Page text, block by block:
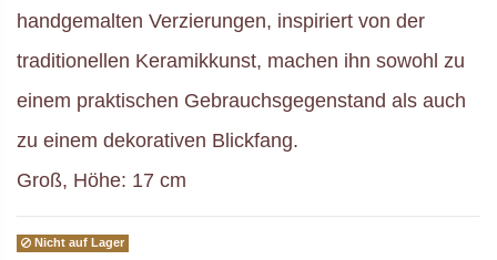
handgemalten Verzierungen, inspiriert von der
traditionellen Keramikkunst, machen ihn sowohl zu
einem praktischen Gebrauchsgegenstand als auch
zu einem dekorativen Blickfang.
Groß, Höhe: 17 cm
Nicht auf Lager